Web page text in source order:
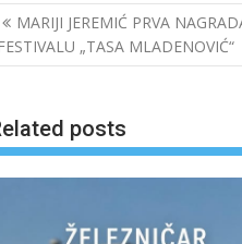
Post
navigation
MARIJI JEREMIĆ PRVA
FESTIVALU „TASA MLADENOVIĆ“
posts